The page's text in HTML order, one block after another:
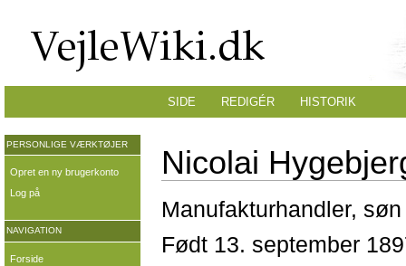
Nicolai
Manufakturhandler,
Født 13. september
SIDE REDIGÉR HISTORIK
PERSONLIGE VÆRKTØJER
Opret en ny brugerkonto
Log på
NAVIGATION
Forside